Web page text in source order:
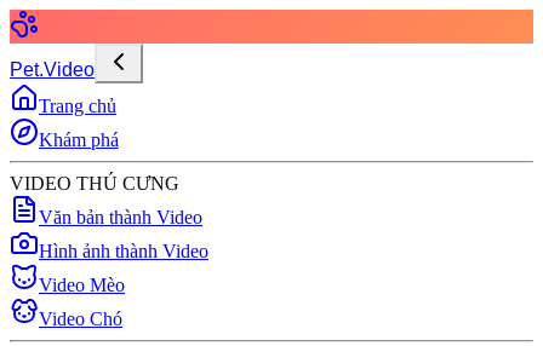
Pet.Video
Trang chủ
Khám phá
VIDEO THÚ CƯNG
Văn bản thành Video
Hình ảnh thành Video
Video Mèo
Video Chó